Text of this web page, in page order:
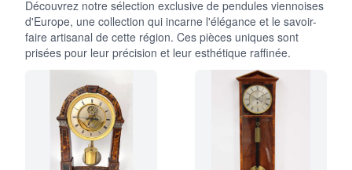
Découvrez notre sélection exclusive de pendules viennoises
d'Europe, une collection qui incarne l'élégance et le savoir-
faire artisanal de cette région. Ces pièces uniques sont
prisées pour leur précision et leur esthétique raffinée.